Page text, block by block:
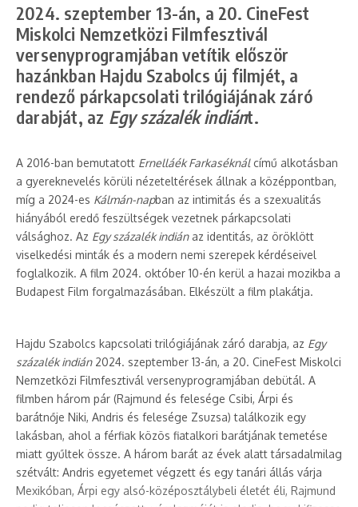
2024. szeptember 13-án, a 20. CineFest
Miskolci Nemzetközi Filmfesztivál
versenyprogramjában vetítik először
hazánkban Hajdu Szabolcs új filmjét, a
rendező párkapcsolati trilógiájának záró
darabját, az Egy százalék indiánt.
A 2016-ban bemutatott Ernelláék Farkaséknálcímű alkotásban
a gyereknevelés körüli nézeteltérések állnak a középpontban,
míg a 2024-es Kálmán-napban az intimitás és a szexualitás
hiányából eredő feszültségek vezetnek párkapcsolati
válsághoz. Az Egy százalék indiánaz identitás, az öröklött
viselkedési minták és a modern nemi szerepek kérdéseivel
foglalkozik. A film 2024. október 10-én kerül a hazai mozikba a
Budapest Film forgalmazásában. Elkészült a film plakátja.
Hajdu Szabolcs kapcsolati trilógiájának záró darabja, az Egy
százalék indián2024. szeptember 13-án, a 20. CineFest Miskolci
Nemzetközi Filmfesztivál versenyprogramjában debütál. A
filmben három pár (Rajmund és felesége Csibi, Árpi és
barátnője Niki, Andris és felesége Zsuzsa) találkozik egy
lakásban, ahol a férfiak közös fiatalkori barátjának temetése
miatt gyűltek össze. A három barát az évek alatt társadalmilag
szétvált: Andris egyetemet végzett és egy tanári állás várja
Mexikóban, Árpi egy alsó-középosztálybeli életét éli, Rajmund